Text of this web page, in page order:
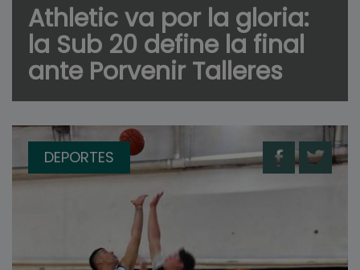
Athletic va por la gloria:
la Sub 20 define la final
ante Porvenir Talleres
DEPORTES